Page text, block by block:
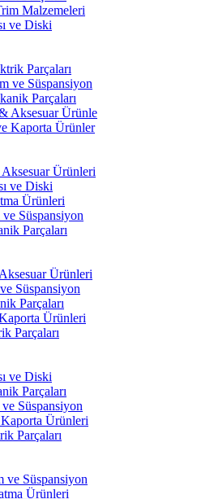
Malzemeleri
ve Diski
Parçaları
ve Süspansiyon
Parçaları
Aksesuar Ürünle
Kaporta Ürünler
Ürünleri
ve Diski
Ürünleri
Süspansiyon
Parçaları
Ürünleri
Süspansiyon
Parçaları
Ürünleri
Parçaları
ve Diski
Parçaları
Süspansiyon
Ürünleri
Parçaları
ve Süspansiyon
Ürünleri